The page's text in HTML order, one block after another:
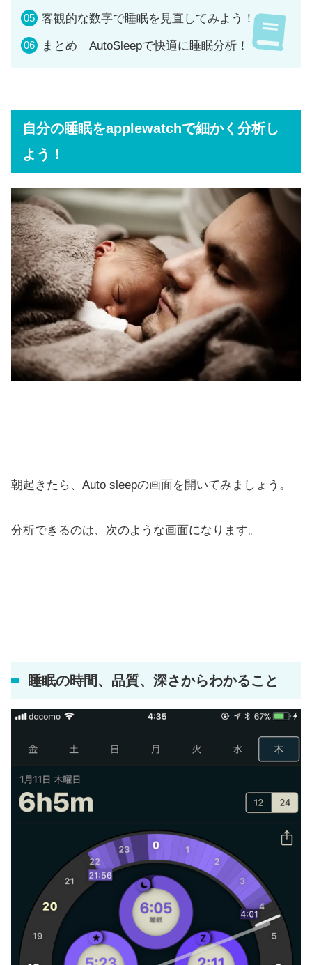
客観的な数字で睡眠を見直してみよう！
まとめ AutoSleepで快適に睡眠分析！
自分の睡眠をapplewatchで細かく分析し
よう！
朝起きたら、Auto sleepの画面を開いてみましょう。
分析できるのは、次のような画面になります。
睡眠の時間、品質、深さからわかること